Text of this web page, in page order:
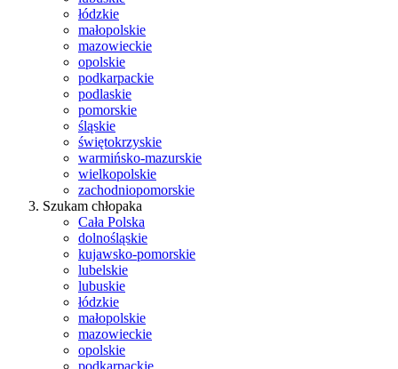
łódzkie
małopolskie
mazowieckie
opolskie
podkarpackie
podlaskie
pomorskie
śląskie
świętokrzyskie
warmińsko-mazurskie
wielkopolskie
zachodniopomorskie
Szukam chłopaka
Cała Polska
dolnośląskie
kujawsko-pomorskie
lubelskie
lubuskie
łódzkie
małopolskie
mazowieckie
opolskie
podkarpackie